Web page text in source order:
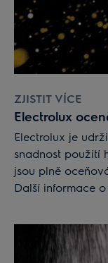
ZJISTIT VÍCE
Electrolux
Electrolux je
snadnost použití
jsou plně
Další informace